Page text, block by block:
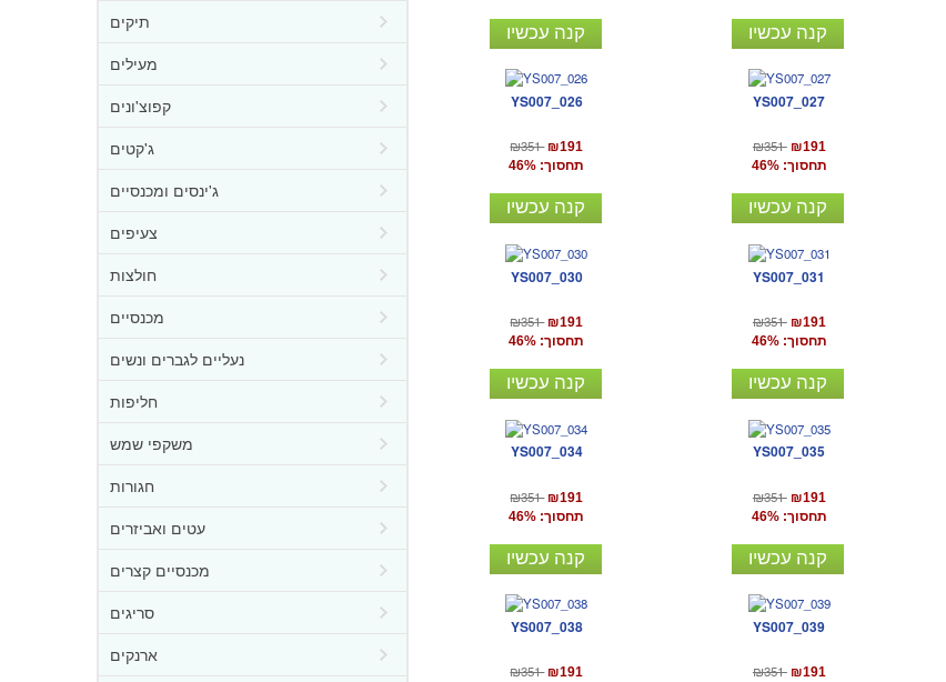
תיקים
מעילים
קפוצ'ונים
ג'קטים
ג'ינסים ומכנסיים
צעיפים
חולצות
מכנסיים
נעליים לגברים ונשים
חליפות
משקפי שמש
חגורות
עטים ואביזרים
מכנסיים קצרים
סריגים
ארנקים
קנה עכשיו קנה עכשיו
YS007_026
₪351 ₪191
תחסוך: 46%
קנה עכשיו
YS007_027
₪351 ₪191
תחסוך: 46%
קנה עכשיו
YS007_030
₪351 ₪191
תחסוך: 46%
קנה עכשיו
YS007_031
₪351 ₪191
תחסוך: 46%
קנה עכשיו
YS007_034
₪351 ₪191
תחסוך: 46%
קנה עכשיו
YS007_035
₪351 ₪191
תחסוך: 46%
קנה עכשיו
YS007_038
₪351 ₪191
YS007_039
₪351 ₪191